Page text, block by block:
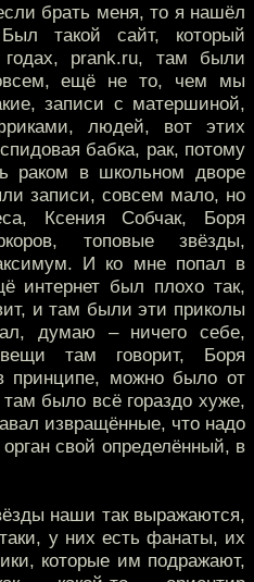
брать меня, то я нашёл
такой сайт, который
prank.ru, там были
ещё не то, чем мы
записи с матершиной,
людей, вот этих
бабка, рак, потому
раком в школьном дворе
записи, совсем мало, но
Ксения Собчак, Боря
топовые звёзды,
И ко мне попал в
интернет был плохо так,
и там были эти приколы
думаю – ничего себе,
там говорит, Боря
принципе, можно было от
было всё гораздо хуже,
извращённые, что надо
свой определённый, в
наши так выражаются,
у них есть фанаты, их
которые им подражают,